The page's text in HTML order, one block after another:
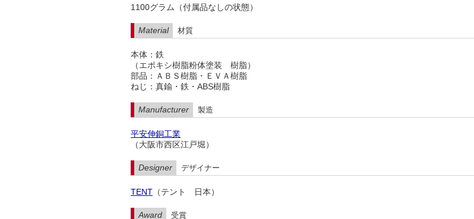
1100グラム（付属品なしの状態）
Material 材質
本体：鉄
（エポキシ樹脂粉体塗装 樹脂）
部品：ＡＢＳ樹脂・ＥＶＡ樹脂
ねじ：真鍮・鉄・ABS樹脂
Manufacturer 製造
平安伸銅工業
（大阪市西区江戸堀）
Designer デザイナー
TENT （テント 日本）
Award 受賞